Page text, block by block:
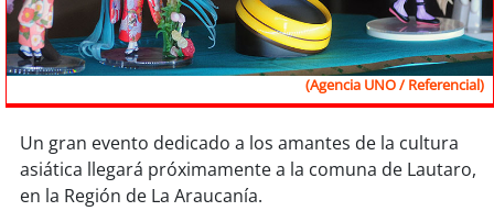
soychile
soyiquique
soycalama
(Agencia UNO / Referencial)
Un gran evento dedicado a los amantes de la cultura
asiática llegará próximamente a la comuna de Lautaro,
en la Región de La Araucanía.